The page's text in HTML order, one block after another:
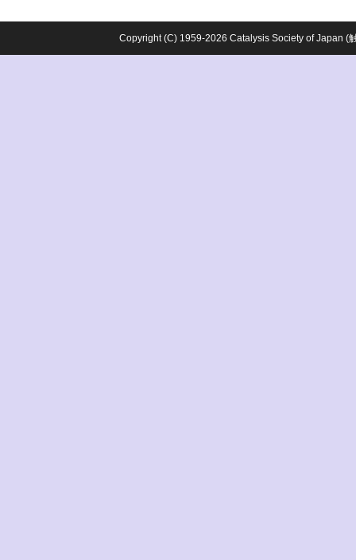
Copyright (C) 1959-2026 Catalysis Society of Japan (